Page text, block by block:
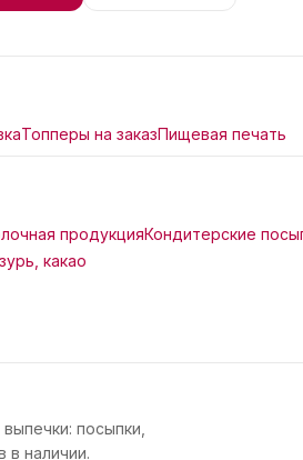
Топперы на заказПищевая печать
продукцияКондитерские
какао
посыпки,
наличии.